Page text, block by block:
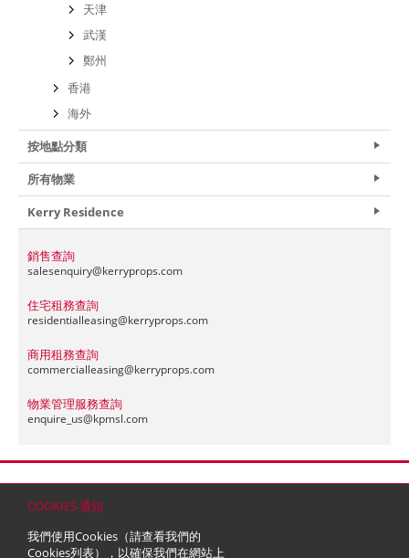
COOKIES 通知
我們使用Cookies（請查看我們的
Cookies列表），以確保我們在網站上
天津
武漢
鄭州
香港
海外
按地點分類
所有物業
Kerry Residence
銷售查詢
salesenquiry@kerryprops.com
住宅租務查詢
residentialleasing@kerryprops.com
商用租務查詢
commercialleasing@kerryprops.com
物業管理服務查詢
enquire_us@kpmsl.com
© 2026 嘉里建設有限公司 (於百慕達註冊成立之有限公司)